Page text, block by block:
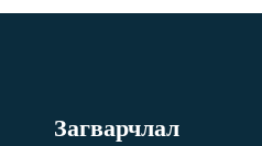
Загварчлал